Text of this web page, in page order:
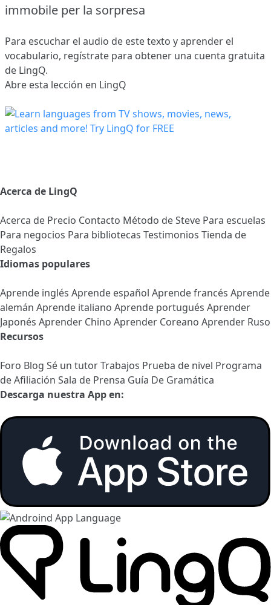
immobile per la sorpresa
Para escuchar el audio de este texto y aprender el
vocabulario, regístrate para obtener una cuenta gratuita
de LingQ.
Abre esta lección en LingQ
Acerca de LingQ
Acerca de Precio Contacto Método de Steve Para escuelas
Para negocios Para bibliotecas Testimonios Tienda de
Regalos
Idiomas populares
Aprende inglés Aprende español Aprende francés Aprende
alemán Aprende italiano Aprende portugués Aprender
Japonés Aprender Chino Aprender Coreano Aprender Ruso
Recursos
Foro Blog Sé un tutorTrabajos Prueba de nivel Programa
de Afiliación Sala de Prensa Guía De Gramática
Descarga nuestra App en: